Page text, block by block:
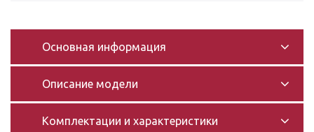
Основная информация
Описание модели
Комплектации и характеристики